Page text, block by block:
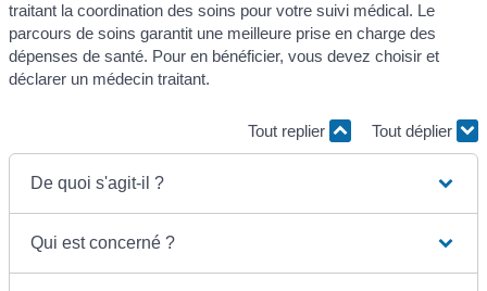
traitant la coordination des soins pour votre suivi médical. Le
parcours de soins garantit une meilleure prise en charge des
dépenses de santé. Pour en bénéficier, vous devez choisir et
déclarer un médecin traitant.
Tout replier Tout déplier
De quoi s'agit-il ?
Qui est concerné ?